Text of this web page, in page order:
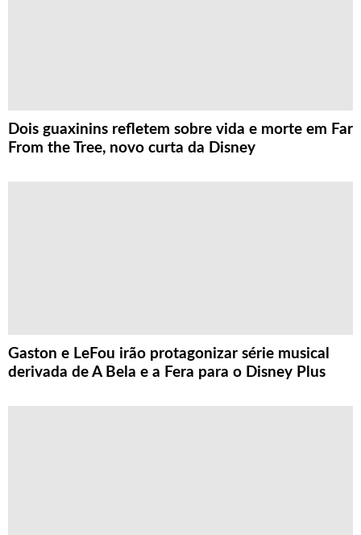
Dois guaxinins refletem sobre vida e morte em Far
From the Tree, novo curta da Disney
Gaston e LeFou irão protagonizar série musical
derivada de A Bela e a Fera para o Disney Plus